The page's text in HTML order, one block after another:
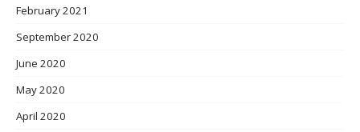
February 2021
September 2020
June 2020
May 2020
April 2020